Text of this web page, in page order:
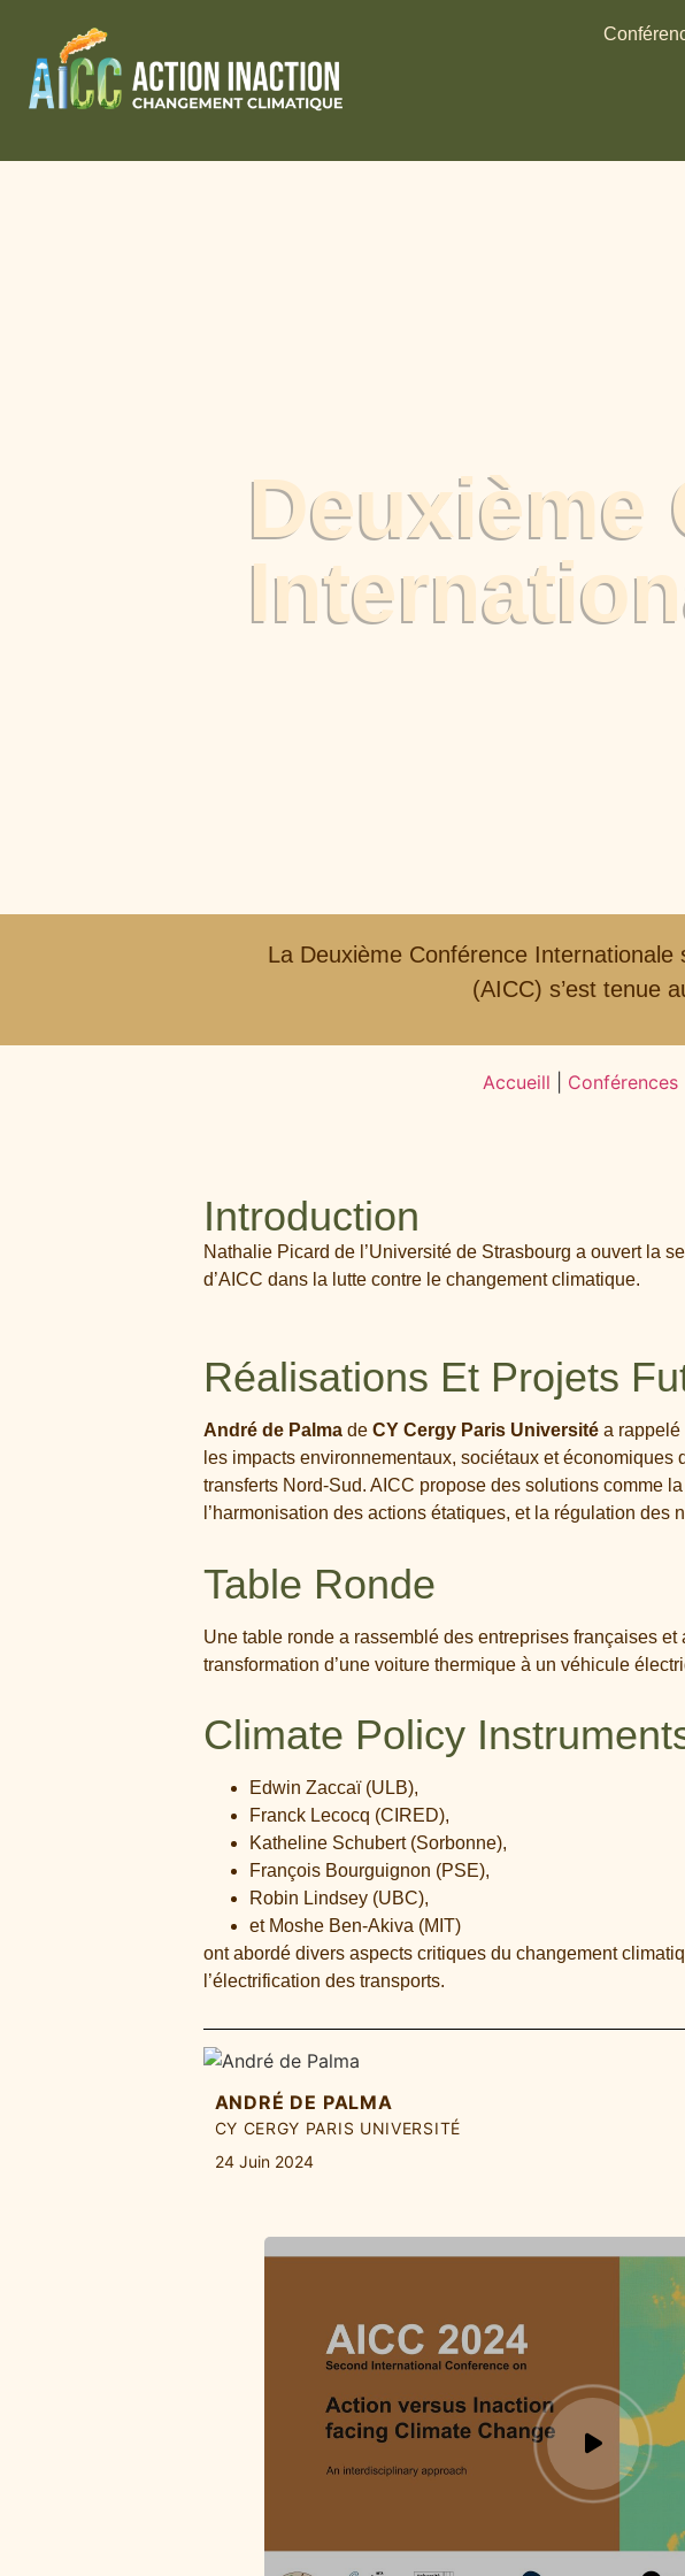
Deuxième
La Deuxième Conférence
(AICC) s’est tenue
Accueill Conférences|
Introduction
Nathalie Picard de l’Université de Strasbourg a ouvert la
d’AICC dans la lutte contre le changement climatique.
Réalisations Et Projets
André de Palmade CY Cergy Paris Universitéa rappelé
les impacts environnementaux, sociétaux et économiques
transferts Nord-Sud. AICC propose des solutions comme
l’harmonisation des actions étatiques, et la régulation des
Table Ronde
Une table ronde a rassemblé des entreprises françaises
transformation d’une voiture thermique à un véhicule
Climate Policy
Edwin Zaccaï (ULB),
Franck Lecocq (CIRED),
Katheline Schubert (Sorbonne),
François Bourguignon (PSE),
Robin Lindsey (UBC),
et Moshe Ben-Akiva (MIT)
ont abordé divers aspects critiques du changement
l’électrification des transports.
ANDRÉ DE PALMA
CY CERGY PARIS UNIVERSITÉ
24 Juin 2024